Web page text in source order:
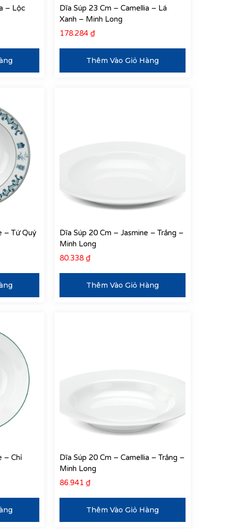
– Lộc
Dĩa Súp 23 Cm – Camellia – Lá
Xanh – Minh Long
178.284 ₫
Thêm Vào Giỏ Hàng
– Tứ Quý
Dĩa Súp 20 Cm – Jasmine – Trắng –
Minh Long
80.338 ₫
Thêm Vào Giỏ Hàng
– Chỉ
Dĩa Súp 20 Cm – Camellia – Trắng –
Minh Long
86.941 ₫
Thêm Vào Giỏ Hàng